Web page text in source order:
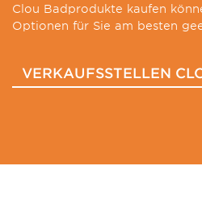
Clou Badprodukte kaufen
Optionen für Sie am besten
VERKAUFSSTELLEN